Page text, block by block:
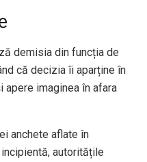
demisia din funcția de
că decizia îi aparține în
imaginea în afara
anchete aflate în
autoritățile